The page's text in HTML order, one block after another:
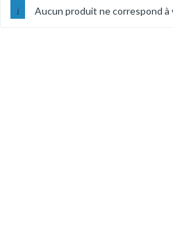
Aucun produit ne correspond